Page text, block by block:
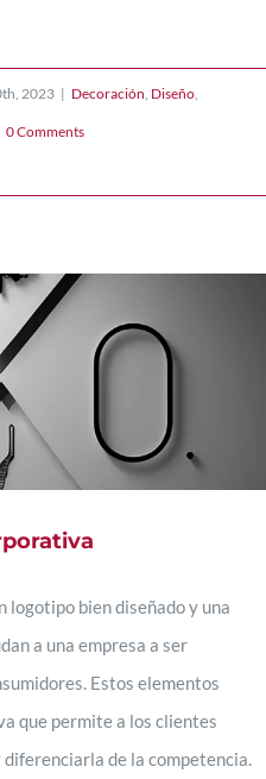
2023 | Decoración, Diseño,
0 Comments
logotipo bien diseñado y una
a una empresa a ser
Estos elementos
que permite a los clientes
de la competencia.